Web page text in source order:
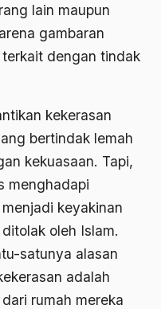
lain maupun
gambaran
dengan tindak
kekerasan
bertindak lemah
kekuasaan. Tapi,
menghadapi
keyakinan
oleh Islam.
satunya alasan
adalah
rumah mereka